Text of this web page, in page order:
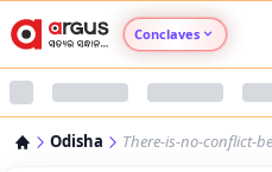
Conclaves
Argus Nari
Odisha There-is-no-conflict-